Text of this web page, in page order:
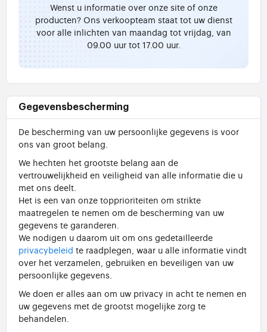
Wenst u informatie over onze site of onze
producten? Ons verkoopteam staat tot uw dienst
voor alle inlichten van maandag tot vrijdag, van
09.00 uur tot 17.00 uur.
Gegevensbescherming
De bescherming van uw persoonlijke gegevens is voor
ons van groot belang.
We hechten het grootste belang aan de
vertrouwelijkheid en veiligheid van alle informatie die u
met ons deelt.
Het is een van onze topprioriteiten om strikte
maatregelen te nemen om de bescherming van uw
gegevens te garanderen.
We nodigen u daarom uit om ons gedetailleerde
privacybeleid te raadplegen, waar u alle informatie vindt
over het verzamelen, gebruiken en beveiligen van uw
persoonlijke gegevens.
We doen er alles aan om uw privacy in acht te nemen en
uw gegevens met de grootst mogelijke zorg te
behandelen.